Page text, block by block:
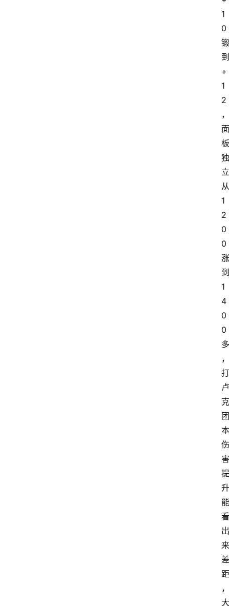
1
0
锻
到
+
1
2
，
面
板
独
立
从
1
2
0
0
涨
到
1
4
0
0
多
，
打
卢
克
团
本
伤
害
提
升
能
看
出
来
差
距
，
大